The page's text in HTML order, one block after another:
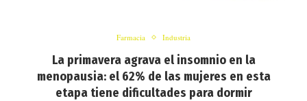
Farmacia Industria
La primavera agrava el insomnio en la
menopausia: el 62% de las mujeres en esta
etapa tiene dificultades para dormir